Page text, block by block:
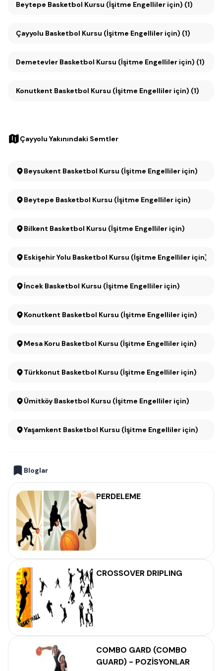
Beytepe Basketbol Kursu (İşitme Engelliler için) (1)
Çayyolu Basketbol Kursu (İşitme Engelliler için) (1)
Demetevler Basketbol Kursu (İşitme Engelliler için) (1)
Konutkent Basketbol Kursu (İşitme Engelliler için) (1)
Çayyolu Yakınındaki Semtler
Beysukent Basketbol Kursu (İşitme Engelliler için)
Beytepe Basketbol Kursu (İşitme Engelliler için)
Bilkent Basketbol Kursu (İşitme Engelliler için)
Eskişehir Yolu Basketbol Kursu (İşitme Engelliler için)
İncek Basketbol Kursu (İşitme Engelliler için)
Konutkent Basketbol Kursu (İşitme Engelliler için)
Mesa Koru Basketbol Kursu (İşitme Engelliler için)
Türkkonut Basketbol Kursu (İşitme Engelliler için)
Ümitköy Basketbol Kursu (İşitme Engelliler için)
Yaşamkent Basketbol Kursu (İşitme Engelliler için)
Bloglar
PERDELEME
CROSSOVER DRIPLING
COMBO GARD (COMBO
GUARD) - POZİSYONLAR